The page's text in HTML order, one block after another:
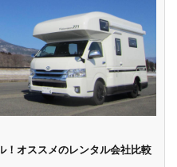
！オススメのレンタル会社比較